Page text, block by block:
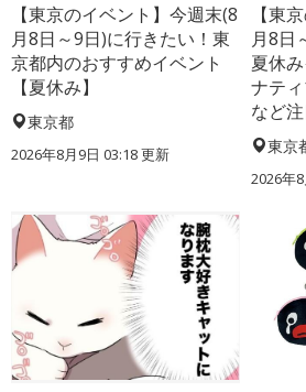
【東京のイベント】今週末(8
月8日～9日)に行きたい！東
京都内のおすすめイベント
【夏休み】
東京都
2026年8月9日 03:18更新
【東
月8日
夏休
ナテ
など
東京
2026年